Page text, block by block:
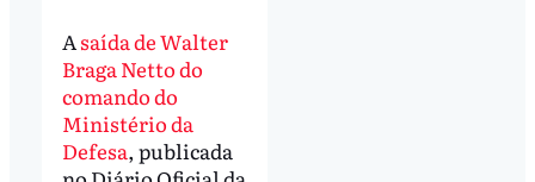
Asaída de Walter
Braga Netto do
comando do
Ministério da
Defesa, publicada